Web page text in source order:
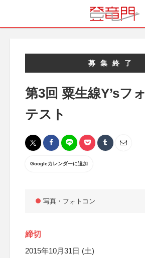
募集終了
第3回 粟生線Y’sフ
テスト
Googleカレンダーに追加
写真・フォトコン
締切
2015年10月31日 (土)